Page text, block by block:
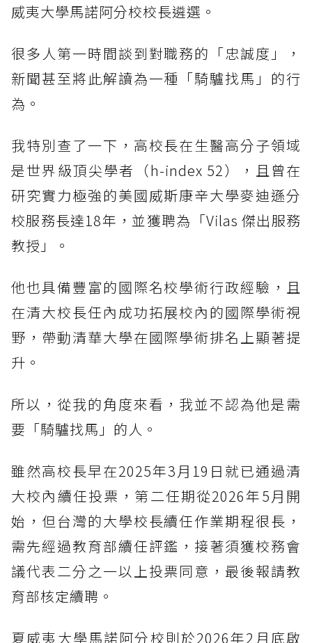
威夷大學馬諾阿分校校長遴選。
很多人第一時間談到對職務的「忠誠度」，
新聞甚至將此解讀為一種「騎驢找馬」的行
為。
我特別查了一下，高校長在生醫高分子領域
是世界級頂尖學者（h-index 52），且曾在
研究實力極強的美國威斯康辛大學麥迪遜分
校服務長達18年，並獲聘為「Vilas 傑出服務
教授」。
他也具備豐富的國際名校學術行政經驗，且
在清大校長任內成功拓展校內的國際學術視
野，帶動清華大學在國際學術排名上顯著提
升。
所以，從我的角度來看，我並不認為他是需
要「騎驢找馬」的人。
雖然高校長早在2025年3月19日就已通過清
大校內續任投票，第二任期從2026年5月開
始，但台灣的大學校長續任作業期程很長，
需先經過教育部續任評鑑，接著須獲校務會
議代表二分之一以上投票同意，最後報請教
育部核定續聘。
夏威夷大學馬諾阿分校則於2026年2月底啟